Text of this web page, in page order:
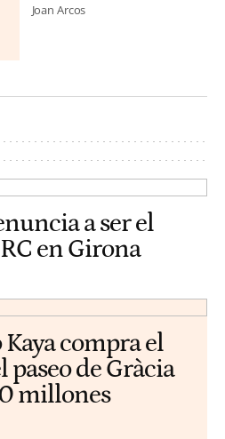
Joan Arcos
a ser el
en Girona
compra el
de Gràcia
millones